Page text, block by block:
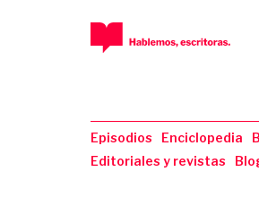
Episodios Enciclopedia
Editoriales y revistas